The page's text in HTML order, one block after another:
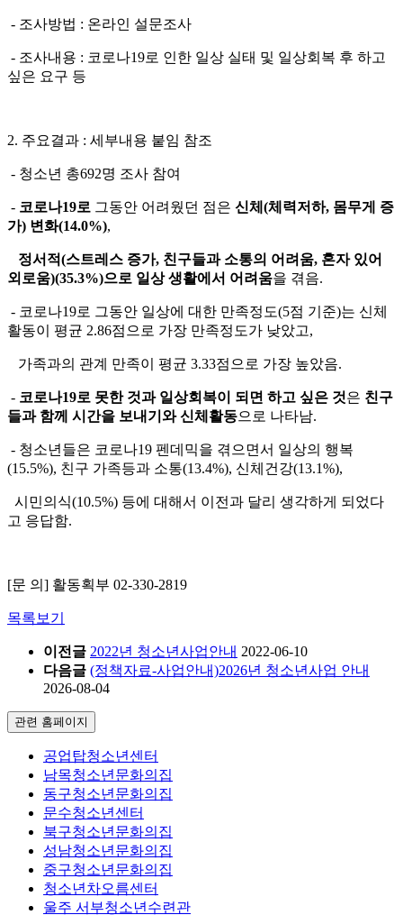
- 조사방법 : 온라인 설문조사
- 조사내용 : 코로나19로 인한 일상 실태 및 일상회복 후 하고
싶은 요구 등
2. 주요결과 : 세부내용 붙임 참조
- 청소년 총692명 조사 참여
- 코로나19로 그동안 어려웠던 점은 신체(체력저하, 몸무게 증
가) 변화(14.0%),
정서적(스트레스 증가, 친구들과 소통의 어려움, 혼자 있어
외로움)(35.3%)으로 일상 생활에서 어려움을 겪음.
- 코로나19로 그동안 일상에 대한 만족정도(5점 기준)는 신체
활동이 평균 2.86점으로 가장 만족정도가 낮았고,
가족과의 관계 만족이 평균 3.33점으로 가장 높았음.
- 코로나19로 못한 것과 일상회복이 되면 하고 싶은 것은 친구
들과 함께 시간을 보내기와 신체활동으로 나타남.
- 청소년들은 코로나19 펜데믹을 겪으면서 일상의 행복
(15.5%), 친구 가족등과 소통(13.4%), 신체건강(13.1%),
시민의식(10.5%) 등에 대해서 이전과 달리 생각하게 되었다
고 응답함.
[문 의] 활동획부 02-330-2819
목록보기
이전글 2022년 청소년사업안내 2022-06-10
다음글 (정책자료-사업안내)2026년 청소년사업 안내
2026-08-04
관련 홈페이지
공업탑청소년센터
남목청소년문화의집
동구청소년문화의집
문수청소년센터
북구청소년문화의집
성남청소년문화의집
중구청소년문화의집
청소년차오름센터
울주 서부청소년수련관